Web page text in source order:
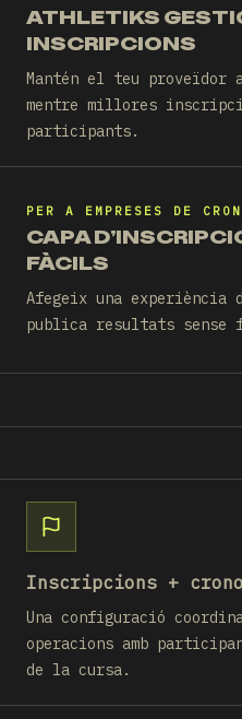
ATHLETIKS
INSCRIPCIONS
Mantén el teu proveïdor
mentre millores
participants.
PER A EMPRESES DE
CAPA
FÀCILS
Afegeix una experiència
publica resultats
Inscripcions +
Una configuració
operacions amb
de la cursa.